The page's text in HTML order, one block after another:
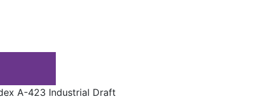
A-423 Industrial Draft